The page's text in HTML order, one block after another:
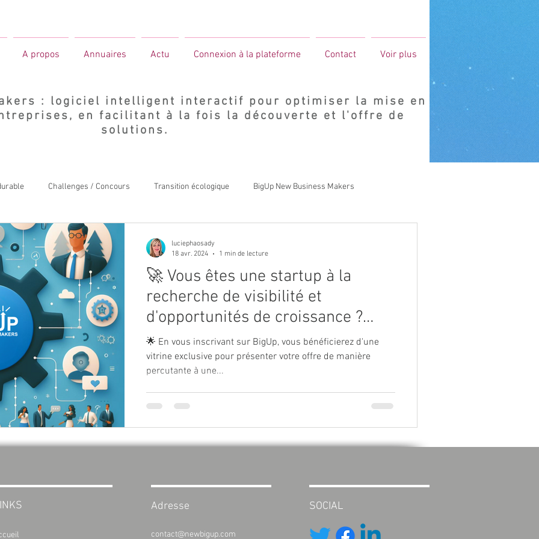
A propos Annuaires Actu Connexion à la plateforme Contact Voir plus
: logiciel intelligent interactif pour optimiser la mise en
en facilitant à la fois la découverte et l'offre de
solutions.
Challenges / Concours Transition écologique BigUp New Business Makers
🚀 Vous êtes une startup à la
recherche de visibilité et
d'opportunités de croissance ?
Rejoignez dès maintenant la
plateforme BigUp New Business
Makers !
🌟 En vous inscrivant sur BigUp, vous bénéficierez d'une
vitrine exclusive pour présenter votre offre de manière
percutante à une...
luciephaosady
18 avr. 2024
1 min de lecture
Adresse
contact@newbigup.com
SOCIAL